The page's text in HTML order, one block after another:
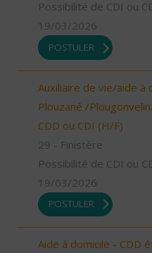
Possibilité de CDI ou
19/03/2026
POSTULER
Auxiliaire de vie/aide à
Plouzané /
CDD ou CDI (H/F)
29 - Finistère
Possibilité de CDI ou
19/03/2026
POSTULER
Aide à domicile - CDD